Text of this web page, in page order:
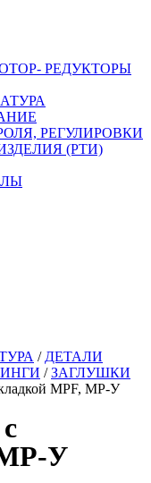
РЕДУКТОРЫ
РЕГУЛИРОВКИ
(РТИ)
/ ДЕТАЛИ
/ЗАГЛУШКИ
MPF, MP-У
У